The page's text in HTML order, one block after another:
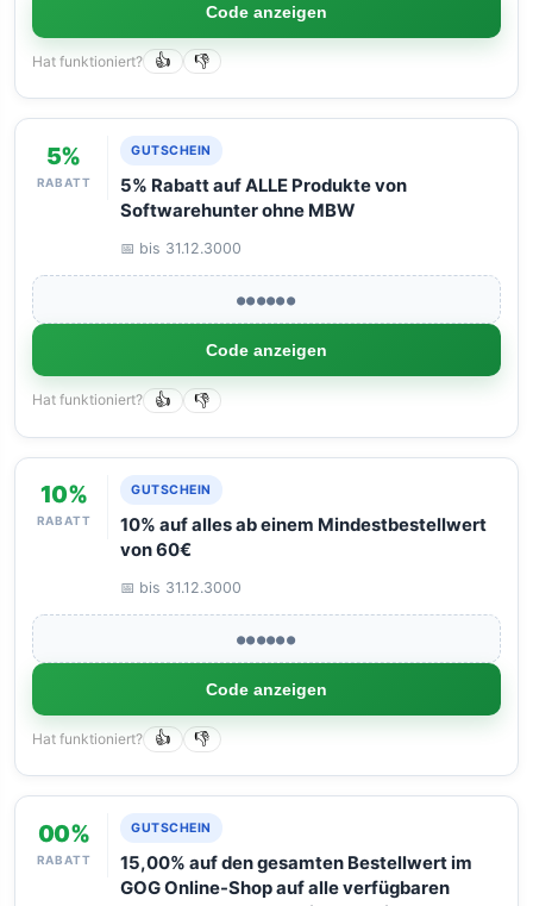
Code anzeigen
Hat funktioniert? 👍 👎
5%
RABATT
GUTSCHEIN
5% Rabatt auf ALLE Produkte von
Softwarehunter ohne MBW
📅 bis 31.12.3000
●●●●●●
Code anzeigen
Hat funktioniert? 👍 👎
10%
RABATT
GUTSCHEIN
10% auf alles ab einem Mindestbestellwert
von 60€
📅 bis 31.12.3000
●●●●●●
Code anzeigen
Hat funktioniert? 👍 👎
00%
RABATT
GUTSCHEIN
15,00% auf den gesamten Bestellwert im
GOG Online-Shop auf alle verfügbaren